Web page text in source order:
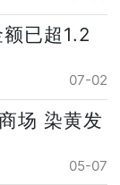
已超1.2
07-02
场 染黄发
05-07